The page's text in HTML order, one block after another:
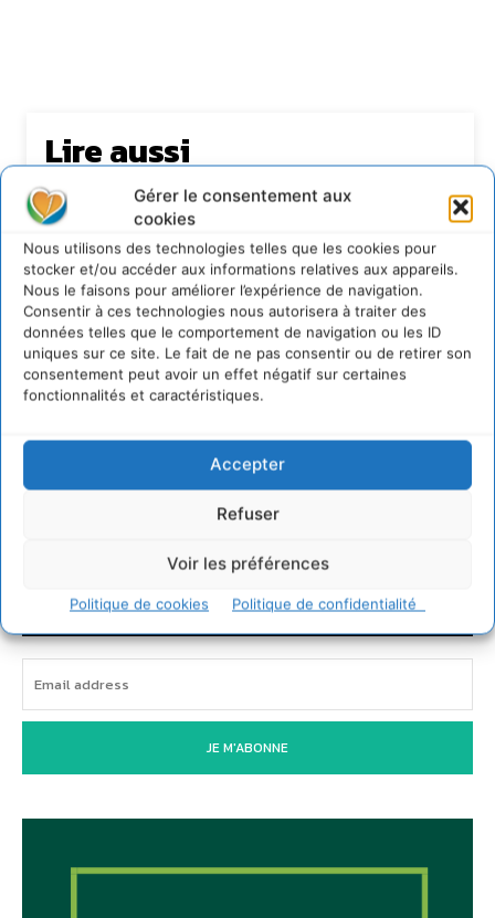
Gérer le consentement aux
cookies
Nous utilisons des technologies telles que les cookies pour
stocker et/ou accéder aux informations relatives aux appareils.
Nous le faisons pour améliorer l’expérience de navigation.
Consentir à ces technologies nous autorisera à traiter des
données telles que le comportement de navigation ou les ID
uniques sur ce site. Le fait de ne pas consentir ou de retirer son
consentement peut avoir un effet négatif sur certaines
fonctionnalités et caractéristiques.
Accepter
Refuser
Voir les préférences
Politique de cookies Politique de confidentialité
Lire aussi
Transformer les territoires par le dialogue et la
coopération avec un Commun
d’Accompagnement des Transitions
7 août 2026
Soutenir un pastoralisme durable en faveur de
socio-écosystèmes résilients
6 août 2026
S’inspirer de l’arbre pour un modèle
économique régénératif du vivant …
IPBES : le « GIEC de la biodiversité » appelle les
entreprises à devenir des alliées du vivant
4 août 2026
Newsletter
JE M'ABONNE